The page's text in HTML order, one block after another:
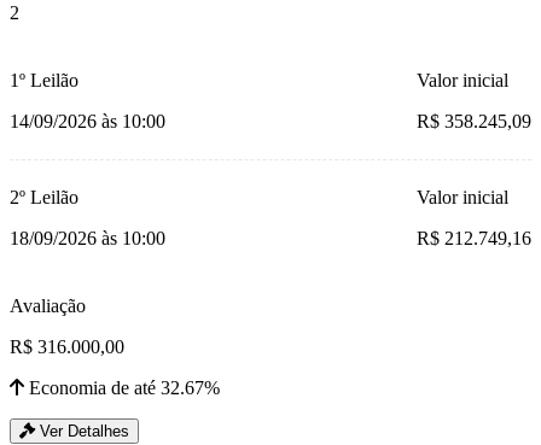
2
1º Leilão
14/09/2026 às 10:00
Valor inicial
R$ 358.245,09
2º Leilão
18/09/2026 às 10:00
Valor inicial
R$ 212.749,16
Avaliação
R$ 316.000,00
Economia de até 32.67%
Ver Detalhes